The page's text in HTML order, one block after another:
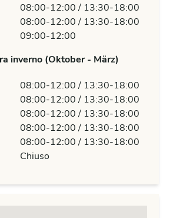
08:00-12:00 / 13:30-18:00
08:00-12:00 / 13:30-18:00
09:00-12:00
inverno (Oktober - März)
08:00-12:00 / 13:30-18:00
08:00-12:00 / 13:30-18:00
08:00-12:00 / 13:30-18:00
08:00-12:00 / 13:30-18:00
08:00-12:00 / 13:30-18:00
Chiuso